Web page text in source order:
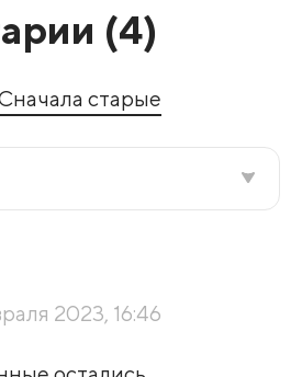
(4)
старые
все
2023, 16:46